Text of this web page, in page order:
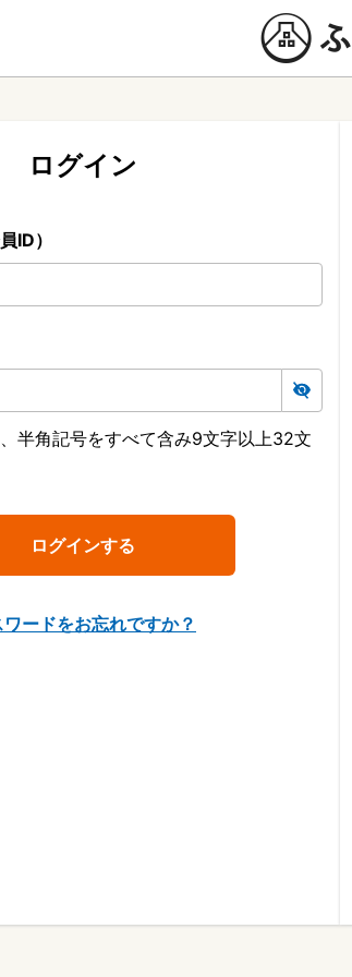
ログイン
ID）
半角記号をすべて含み9文字以上32文
ードをお忘れですか？